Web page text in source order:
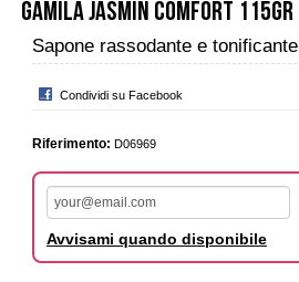
Gamila Jasmin Comfort 115gr
Sapone rassodante e tonificante
Condividi su Facebook
Riferimento: D06969
Avvisami quando disponibile